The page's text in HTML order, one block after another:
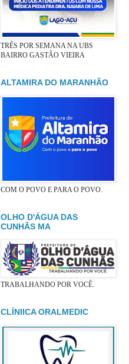
TRÊS POR SEMANA NA UBS
BAIRRO GASTÃO VIEIRA
ALTAMIRA DO MARANHÃO
COM O POVO E PARA O POVO.
OLHO D'ÁGUA DAS
CUNHÃS MA
TRABALHANDO POR VOCÊ.
CLÍNIICA ORALMEDIC